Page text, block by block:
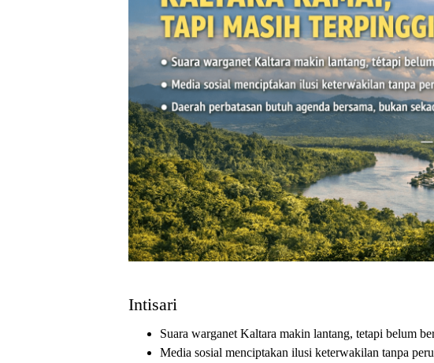
Intisari
Suara warganet Kaltara makin lantang, tetapi belum
Media sosial menciptakan ilusi keterwakilan tanpa